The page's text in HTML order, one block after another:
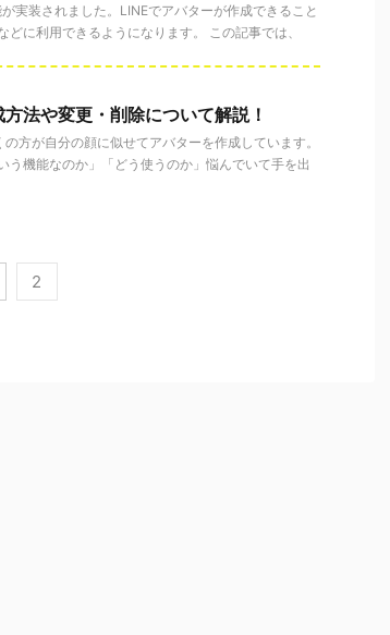
実装されました。LINEでアバターが作成できること
に利用できるようになります。 この記事では、
法や変更・削除について解説！
方が自分の顔に似せてアバターを作成しています。
う機能なのか」「どう使うのか」悩んでいて手を出
2